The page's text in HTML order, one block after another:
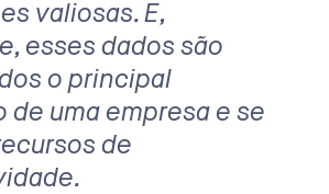
valiosas. E,
esses dados são
o principal
de uma empresa e se
de